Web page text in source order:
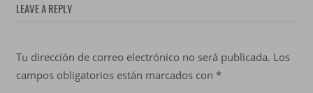
LEAVE A REPLY
Tu dirección de correo electrónico no será publicada. Los
campos obligatorios están marcados con *